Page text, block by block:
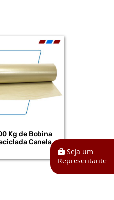
Seja um
Representante
Kg de Bobina
Canela